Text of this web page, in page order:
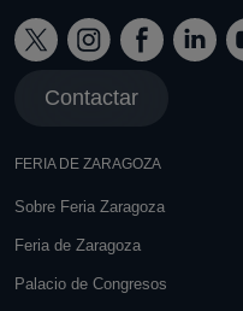
Contactar
FERIA DE ZARAGOZA
Sobre Feria Zaragoza
Feria de Zaragoza
Palacio de Congresos